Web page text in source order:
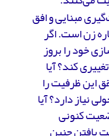
مبنایی و افق
زن است. اگر
خود را بروز
کند؟ آیا
این ظرفیت را
نیاز دارد؟ آیا
کنونی
یافتن چنین